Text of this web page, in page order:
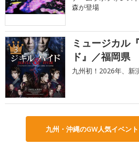
森が登場
3
ミュージカル
ド』／福岡県
九州初！2026年、新
九州・沖縄のGW人気イベン